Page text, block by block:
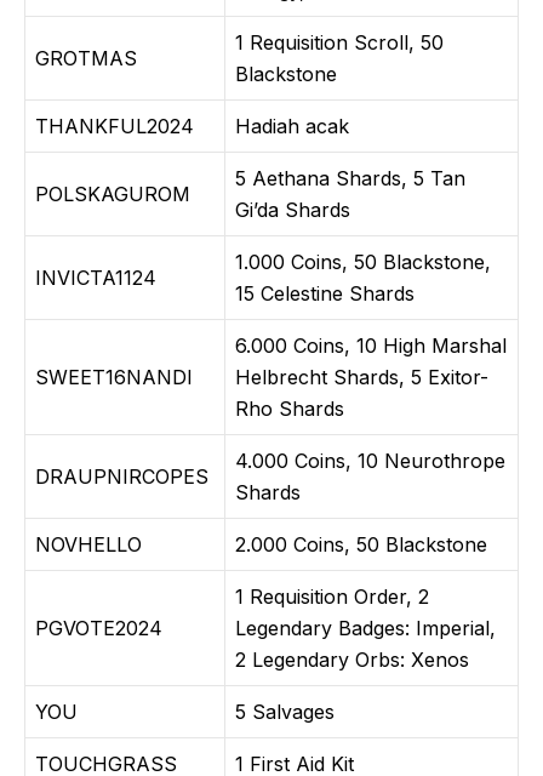
GROTMAS
1 Requisition Scroll, 50
Blackstone
THANKFUL2024 Hadiah acak
POLSKAGUROM
5 Aethana Shards, 5 Tan
Gi’da Shards
INVICTA1124
1.000 Coins, 50 Blackstone,
15 Celestine Shards
SWEET16NANDI
6.000 Coins, 10 High Marshal
Helbrecht Shards, 5 Exitor-
Rho Shards
DRAUPNIRCOPES
4.000 Coins, 10 Neurothrope
Shards
NOVHELLO 2.000 Coins, 50 Blackstone
PGVOTE2024
1 Requisition Order, 2
Legendary Badges: Imperial,
2 Legendary Orbs: Xenos
YOU 5 Salvages
TOUCHGRASS 1 First Aid Kit